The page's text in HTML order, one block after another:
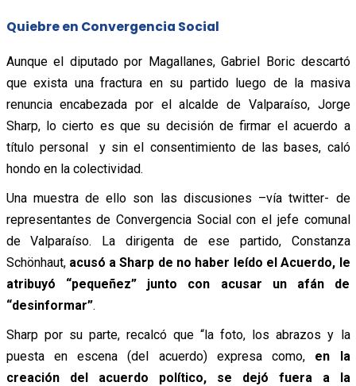
Quiebre en Convergencia Social
Aunque el diputado por Magallanes, Gabriel Boric descartó
que exista una fractura en su partido luego de la masiva
renuncia encabezada por el alcalde de Valparaíso, Jorge
Sharp, lo cierto es que su decisión de firmar el acuerdo a
título personal y sin el consentimiento de las bases, caló
hondo en la colectividad.
Una muestra de ello son las discusiones –vía twitter- de
representantes de Convergencia Social con el jefe comunal
de Valparaíso. La dirigenta de ese partido, Constanza
Schönhaut, acusó a Sharp de no haber leído el Acuerdo, le
atribuyó “pequeñez” junto con acusar un afán de
“desinformar”.
Sharp por su parte, recalcó que “la foto, los abrazos y la
puesta en escena (del acuerdo) expresa como, en la
creación del acuerdo político, se dejó fuera a la